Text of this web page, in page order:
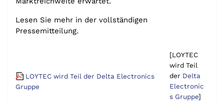
Lesen Sie mehr in der vollständigen
Pressemitteilung.
LOYTEC wird Teil der Delta Electronics
Gruppe
[LOYTEC
wird Teil
der Delta
Electronic
s Gruppe]